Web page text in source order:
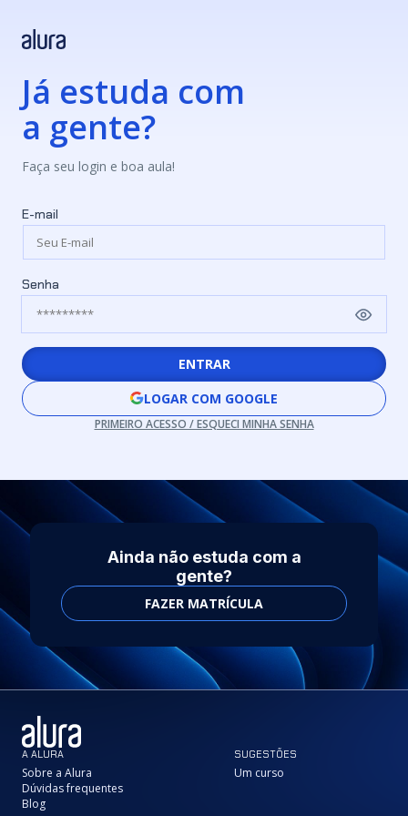
Já estuda com
a gente?
Faça seu login e boa aula!
E-mail
Senha
ENTRAR
LOGAR COM GOOGLE
PRIMEIRO ACESSO / ESQUECI MINHA SENHA
Ainda não estuda com a
gente?
FAZER MATRÍCULA
A ALURA
Sobre a Alura
Dúvidas frequentes
Blog
SUGESTÕES
Um curso